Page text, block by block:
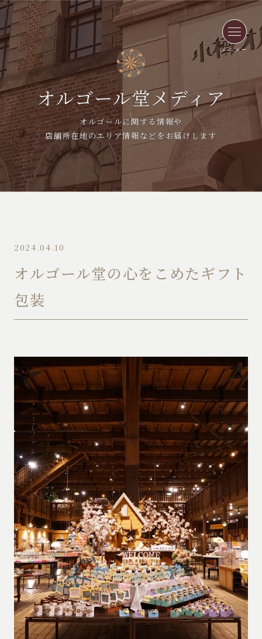
メニュー
オルゴール堂メディア
オルゴールに関する情報や
店舗所在地のエリア情報などをお届けします
2024.04.10
オルゴール堂の心をこめたギフト
包装